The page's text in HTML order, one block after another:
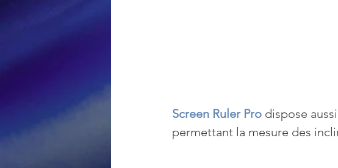
Screen Ruler Pro dispose
permettant la mesure des